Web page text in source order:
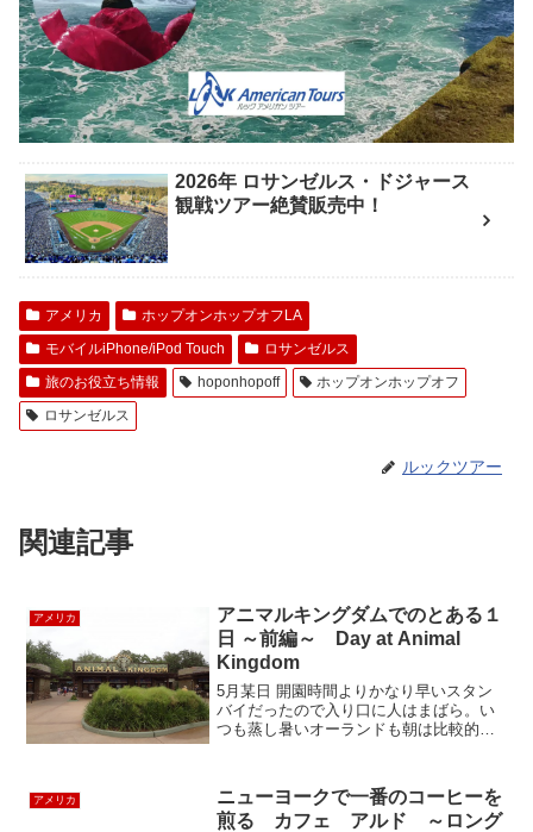
2026年 ロサンゼルス・ドジャース
観戦ツアー絶賛販売中！
アメリカ
ホップオンホップオフLA
モバイルiPhone/iPod Touch
ロサンゼルス
旅のお役立ち情報
hoponhopoff
ホップオンホップオフ
ロサンゼルス
ルックツアー
関連記事
アメリカ
アニマルキングダムでのとある１
日 ～前編～ Day at Animal
Kingdom
5月某日 開園時間よりかなり早いスタン
バイだったので入り口に人はまばら。い
つも蒸し暑いオーランドも朝は比較的さ
クの中でも圧倒的に緑が多いので、私的
には夏でも１番過ごしや...
アメリカ
ニューヨークで一番のコーヒーを
煎る カフェ アルド ～ロング